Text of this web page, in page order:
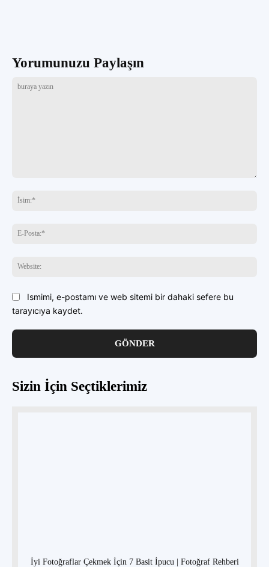
Yorumunuzu Paylaşın
yazın
Ismimi, e-postamı ve web sitemi bir dahaki sefere bu
tarayıcıya kaydet.
Sizin İçin Seçtiklerimiz
İyi Fotoğraflar Çekmek İçin 7 Basit İpucu | Fotoğraf Rehberi